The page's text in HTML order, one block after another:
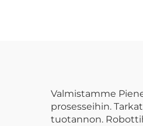
Valmistamme
prosesseihin.
tuotannon.